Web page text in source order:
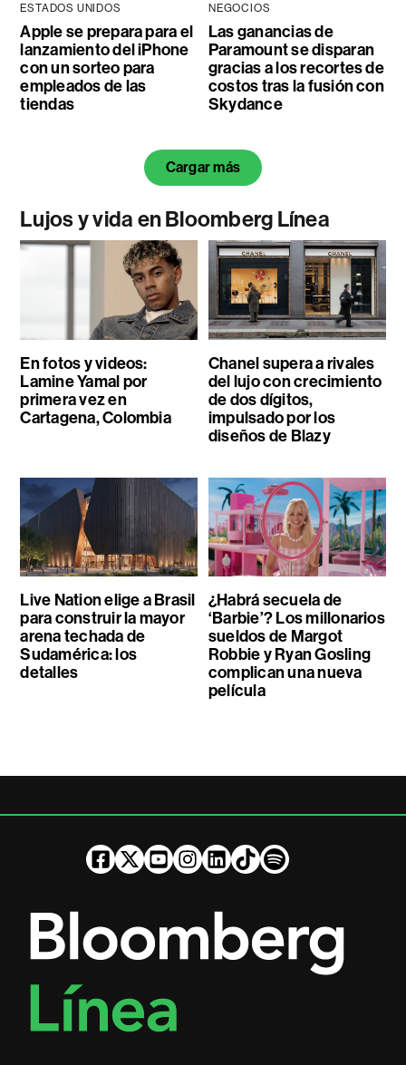
ESTADOS UNIDOS
Apple se prepara para el
lanzamiento del iPhone
con un sorteo para
empleados de las
tiendas
NEGOCIOS
Las ganancias de
Paramount se disparan
gracias a los recortes de
costos tras la fusión con
Skydance
Cargar más
Lujos y vida en Bloomberg Línea
En fotos y videos:
Lamine Yamal por
primera vez en
Cartagena, Colombia
Chanel supera a rivales
del lujo con crecimiento
de dos dígitos,
impulsado por los
diseños de Blazy
Live Nation elige a Brasil
para construir la mayor
arena techada de
Sudamérica: los
detalles
¿Habrá secuela de
‘Barbie’? Los millonarios
sueldos de Margot
Robbie y Ryan Gosling
complican una nueva
película